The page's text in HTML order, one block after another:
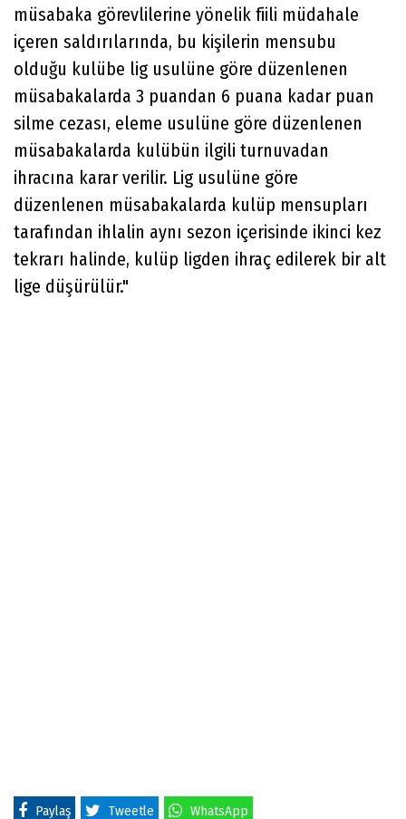
müsabaka görevlilerine yönelik fiili müdahale
içeren saldırılarında, bu kişilerin mensubu
olduğu kulübe lig usulüne göre düzenlenen
müsabakalarda 3 puandan 6 puana kadar puan
silme cezası, eleme usulüne göre düzenlenen
müsabakalarda kulübün ilgili turnuvadan
ihracına karar verilir. Lig usulüne göre
düzenlenen müsabakalarda kulüp mensupları
tarafından ihlalin aynı sezon içerisinde ikinci kez
tekrarı halinde, kulüp ligden ihraç edilerek bir alt
lige düşürülür."
Paylaş Tweetle WhatsApp